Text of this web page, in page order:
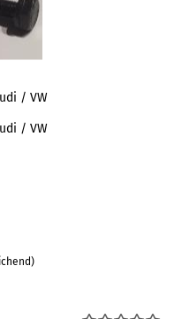
/ VW
/ VW